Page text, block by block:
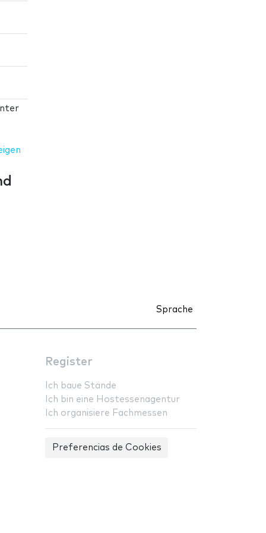
Sprache
Register
Ich baue Stände
Ich bin eine Hostessenagentur
Ich organisiere Fachmessen
Preferencias de Cookies